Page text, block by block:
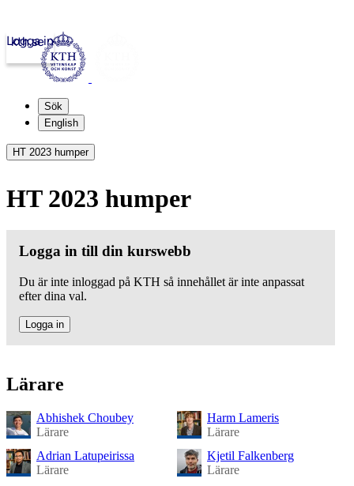
kth.se
Logga in
Sök
English
HT 2023 humper
HT 2023 humper
Logga in till din kurswebb
Du är inte inloggad på KTH så innehållet är inte anpassat
efter dina val.
Logga in
Lärare
Abhishek Choubey
Lärare
Adrian Latupeirissa
Lärare
Harm Lameris
Lärare
Kjetil Falkenberg
Lärare